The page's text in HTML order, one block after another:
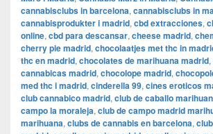
cannabisclubs in barcelona, cannabisclubs in
cannabisprodukter i madrid, cbd extracciones,
online, cbd para descansar, cheese madrid,
cherry pie madrid, chocolaatjes met thc in
thc en madrid, chocolates de marihuana madrid,
cannabicas madrid, chocolope madrid,
med thc i madrid, cinderella 99, cines eroticos
club cannabico madrid, club de caballo
campo la moraleja, club de campo madrid
marihuana, clubs de cannabis en barcelona,